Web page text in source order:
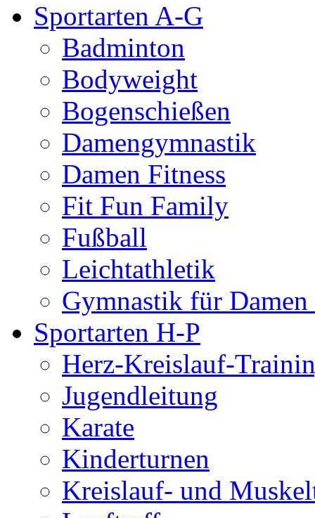
Sportarten A-G
Badminton
Bodyweight
Bogenschießen
Damengymnastik
Damen Fitness
Fit Fun Family
Fußball
Leichtathletik
Gymnastik für
Sportarten H-P
Herz-Kreislauf-
Jugendleitung
Karate
Kinderturnen
Kreislauf- und